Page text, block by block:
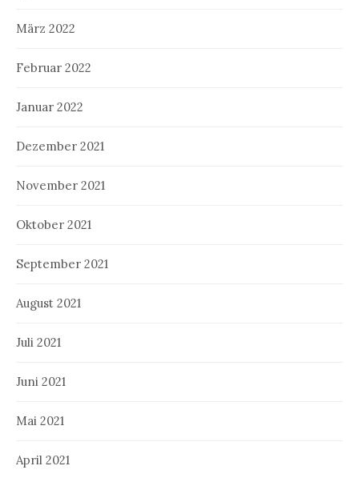
März 2022
Februar 2022
Januar 2022
Dezember 2021
November 2021
Oktober 2021
September 2021
August 2021
Juli 2021
Juni 2021
Mai 2021
April 2021